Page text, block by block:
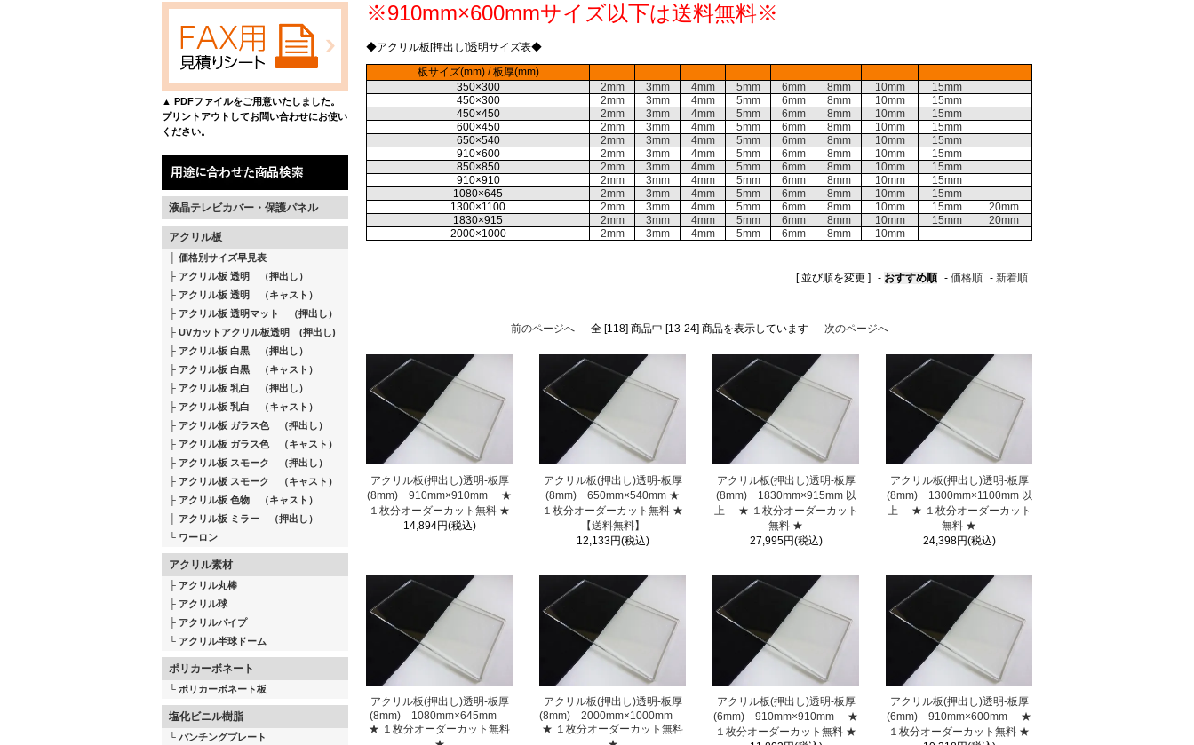
▲ PDFファイルをご用意いたしました。
プリントアウトしてお問い合わせにお使い
ください。
液晶テレビカバー・保護パネル
アクリル板
価格別サイズ早見表
アクリル板 透明 （押出し）
アクリル板 透明 （キャスト）
アクリル板 透明マット （押出し）
UVカットアクリル板透明 (押出し)
アクリル板 白黒 （押出し）
アクリル板 白黒 （キャスト）
アクリル板 乳白 （押出し）
アクリル板 乳白 （キャスト）
アクリル板 ガラス色 （押出し）
アクリル板 ガラス色 （キャスト）
アクリル板 スモーク （押出し）
アクリル板 スモーク （キャスト）
アクリル板 色物 （キャスト）
アクリル板 ミラー （押出し）
ワーロン
アクリル素材
アクリル丸棒
アクリル球
アクリルパイプ
アクリル半球ドーム
ポリカーボネート
ポリカーボネート板
塩化ビニル樹脂
パンチングプレート
※910mm×600mmサイズ以下は送料無料※
◆アクリル板[押出し]透明サイズ表◆
板サイズ(mm) / 板厚(mm)
350×300
2mm 3mm 4mm 5mm 6mm 8mm 10mm
15mm
450×300
2mm 3mm 4mm 5mm 6mm 8mm 10mm
15mm
450×450
2mm 3mm 4mm 5mm 6mm 8mm 10mm
15mm
600×450
2mm 3mm 4mm 5mm 6mm 8mm 10mm
15mm
650×540
2mm 3mm 4mm 5mm 6mm 8mm 10mm
15mm
910×600
2mm 3mm 4mm 5mm 6mm 8mm 10mm
15mm
850×850
2mm 3mm 4mm 5mm 6mm 8mm 10mm
15mm
910×910
2mm 3mm 4mm 5mm 6mm 8mm 10mm
15mm
1080×645
2mm 3mm 4mm 5mm 6mm 8mm 10mm
15mm
1300×1100
2mm 3mm 4mm 5mm 6mm 8mm 10mm 15mm
20mm
1830×915
2mm 3mm 4mm 5mm 6mm 8mm 10mm 15mm
20mm
2000×1000
2mm 3mm 4mm 5mm 6mm 8mm 10mm
[ 並び順を変更 ] - おすすめ順 - 価格順 - 新着順
前のページへ 全 [118] 商品中 [13-24] 商品を表示しています 次のページへ
アクリル板(押出し)透明-板厚
(8mm) 910mm×910mm ★
１枚分オーダーカット無料 ★
14,894円(税込)
アクリル板(押出し)透明-板厚
(8mm) 650mm×540mm ★
１枚分オーダーカット無料 ★
【送料無料】
12,133円(税込)
アクリル板(押出し)透明-板厚
(8mm) 1830mm×915mm 以
上 ★ １枚分オーダーカット
無料 ★
27,995円(税込)
アクリル板(押出し)透明-板厚
(8mm) 1300mm×1100mm 以
上 ★ １枚分オーダーカット
無料 ★
24,398円(税込)
アクリル板(押出し)透明-板厚
(8mm) 1080mm×645mm
★ １枚分オーダーカット無料
アクリル板(押出し)透明-板厚
(8mm) 2000mm×1000mm
★ １枚分オーダーカット無料
アクリル板(押出し)透明-板厚
(6mm) 910mm×910mm ★
１枚分オーダーカット無料 ★
アクリル板(押出し)透明-板厚
(6mm) 910mm×600mm ★
１枚分オーダーカット無料 ★